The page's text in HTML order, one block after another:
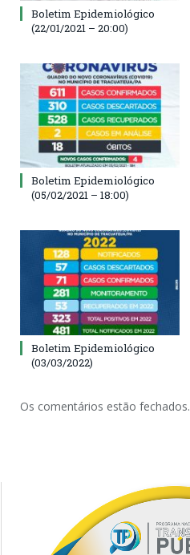
Boletim Epidemiológico
(22/01/2021 – 20:00)
Boletim Epidemiológico
(05/02/2021 – 18:00)
Boletim Epidemiológico
(03/03/2022)
Os comentários estão fechados.